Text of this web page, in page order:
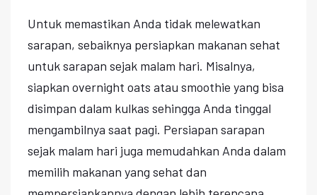
Untuk memastikan Anda tidak melewatkan
sarapan, sebaiknya persiapkan makanan sehat
untuk sarapan sejak malam hari. Misalnya,
siapkan overnight oats atau smoothie yang bisa
disimpan dalam kulkas sehingga Anda tinggal
mengambilnya saat pagi. Persiapan sarapan
sejak malam hari juga memudahkan Anda dalam
memilih makanan yang sehat dan